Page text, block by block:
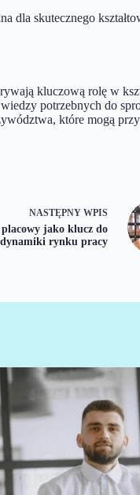
dla skutecznego
kluczową rolę w
potrzebnych do
które mogą
NASTĘPNY WPIS
jako klucz do
rynku pracy